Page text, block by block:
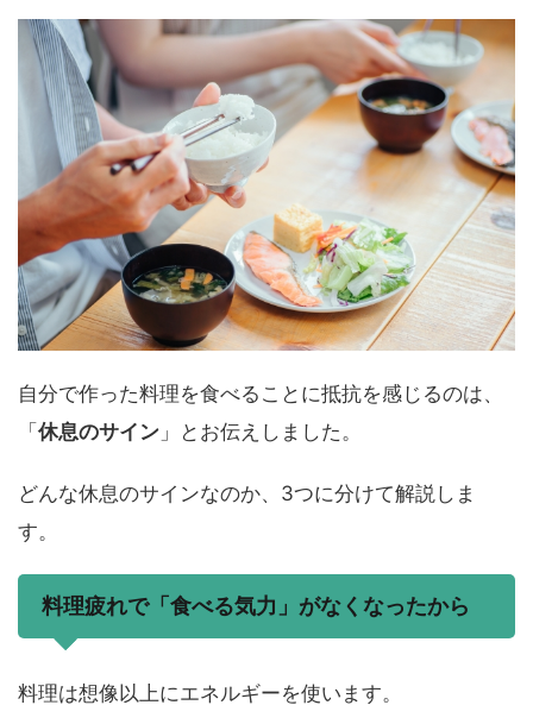
自分で作った料理を食べることに抵抗を感じるのは、
「 休息のサイン 」とお伝えしました。
どんな休息のサインなのか、3つに分けて解説しま
す。
料理疲れで「食べる気力」がなくなったから
料理は想像以上にエネルギーを使います。